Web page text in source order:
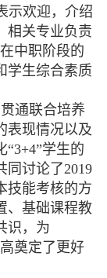
示欢迎，介绍
相关专业负责
中职阶段的
学生综合素质
贯通联合培养
表现情况以及
“3+4”学生的
同讨论了2019
技能考核的方
、基础课程教
识，为
奠定了更好